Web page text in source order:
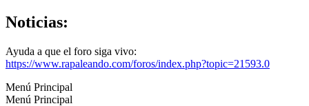
Noticias:
Ayuda a que el foro siga vivo:
https://www.rapaleando.com/foros/index.php?topic=21593.0
Menú Principal
Menú Principal